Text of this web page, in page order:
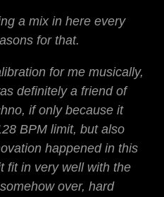
a mix in here every
for that.
for me musically,
definitely a friend of
if only because it
BPM limit, but also
happened in this
fit in very well with the
over, hard